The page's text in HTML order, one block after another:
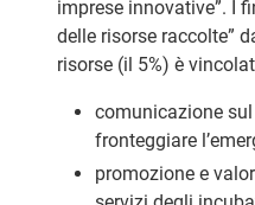
imprese innovative”. I
delle risorse raccolte”
risorse (il 5%) è
comunicazione
fronteggiare
promozione e